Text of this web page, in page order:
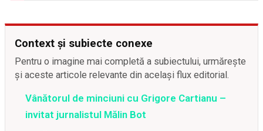
Context și subiecte conexe
Pentru o imagine mai completă a subiectului, urmărește
și aceste articole relevante din același flux editorial.
Vânătorul de minciuni cu Grigore Cartianu –
invitat jurnalistul Mălin Bot